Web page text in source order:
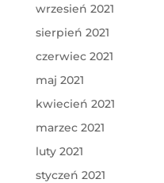
wrzesień 2021
sierpień 2021
czerwiec 2021
maj 2021
kwiecień 2021
marzec 2021
luty 2021
styczeń 2021